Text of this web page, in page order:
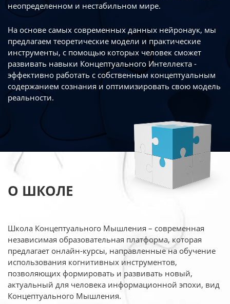
неопределенном и нестабильном мире.
На основе самых современных данных нейронаук, мы
предлагаем теоретические модели и практические
инструменты, с помощью которых человек сможет
развивать навыки Концептуального Интеллекта -
эффективно работать с собственным концептуальным
содержанием сознания и оптимизировать свою модель
реальности.
О ШКОЛЕ
Школа Концептуального Мышления – современная
независимая образовательная платформа, которая
предлагает онлайн-курсы, направленные на обучение
использования когнитивных инструментов,
позволяющих формировать и развивать новый,
актуальный для человека информационной эпохи, вид
Концептуального Мышления.